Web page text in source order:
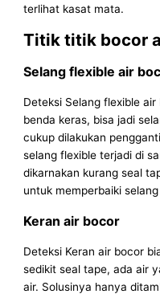
terlihat kasat mata.
Titik titik bocor
Selang flexible air
Deteksi Selang flexible
benda keras, bisa jadi
cukup dilakukan
selang flexible terjadi di
dikarnakan kurang seal
untuk memperbaiki
Keran air bocor
Deteksi Keran air bocor
sedikit seal tape, ada air
air. Solusinya hanya